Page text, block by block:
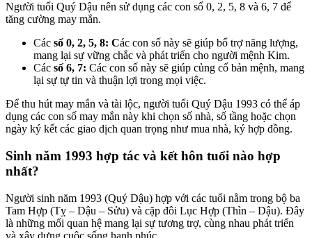
Người tuổi Quý Dậu nên sử dụng các con số 0, 2, 5, 8 và 6, 7 để
tăng cường may mắn.
Các số 0, 2, 5, 8: Các con số này sẽ giúp bổ trợ năng lượng,
mang lại sự vững chắc và phát triển cho người mệnh Kim.
Các số 6, 7: Các con số này sẽ giúp củng cố bản mệnh, mang
lại sự tự tin và thuận lợi trong mọi việc.
Để thu hút may mắn và tài lộc, người tuổi Quý Dậu 1993 có thể áp
dụng các con số may mắn này khi chọn số nhà, số tầng hoặc chọn
ngày ký kết các giao dịch quan trọng như mua nhà, ký hợp đồng.
Sinh năm 1993 hợp tác và kết hôn tuổi nào hợp
nhất?
Người sinh năm 1993 (Quý Dậu) hợp với các tuổi nằm trong bộ ba
Tam Hợp (Tỵ – Dậu – Sửu) và cặp đôi Lục Hợp (Thìn – Dậu). Đây
là những mối quan hệ mang lại sự tương trợ, cùng nhau phát triển
và xây dựng cuộc sống hạnh phúc.